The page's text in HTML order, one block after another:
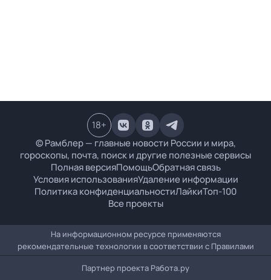
© Рамблер — главные новости России и мира,
гороскопы, почта, поиск и другие полезные сервисы
Полная версияПомощьОбратная связь
Условия использованияУдаление информации
Политика конфиденциальностиЛайкиТоп-100
Все проекты
18+
На информационном ресурсе применяются
рекомендательные технологии в соответствии с Правилами
Партнер проекта Работа.ру